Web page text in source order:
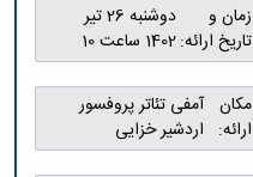
زمان و
تاریخ ارائه:
دوشنبه 26 تیر
1402 ساعت 10
مکان
ارائه:
آمفی تئاتر پروفسور
اردشیر خزایی